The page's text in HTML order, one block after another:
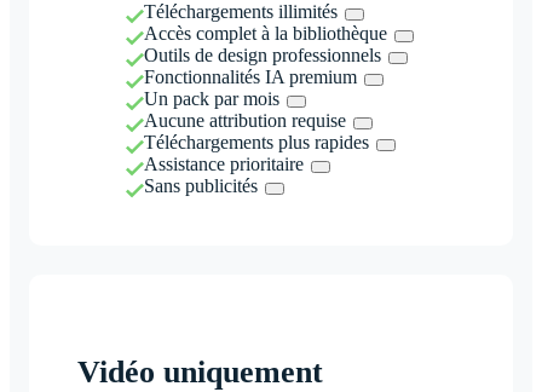
Téléchargements illimités
Accès complet à la bibliothèque
Outils de design professionnels
Fonctionnalités IA premium
Un pack par mois
Aucune attribution requise
Téléchargements plus rapides
Assistance prioritaire
Sans publicités
Vidéo uniquement